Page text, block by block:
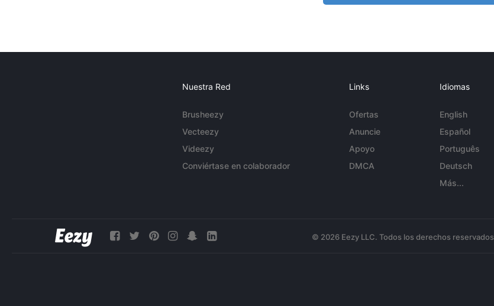
Nuestra Red
Brusheezy
Vecteezy
Videezy
Conviértase en colaborador
Links
Ofertas
Anuncie
Apoyo
DMCA
Idiomas
English
Español
Português
Deutsch
Más...
© 2026 Eezy LLC. Todos los derechos reservados